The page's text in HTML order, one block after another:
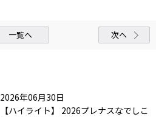
一覧へ 次へ
2026年06月30日
【ハイライト】 2026プレナスなでしこ